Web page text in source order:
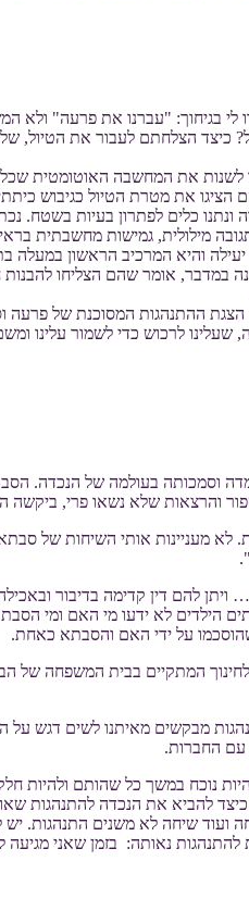
בגיחוך: "עברנו את פרעה" ולא
כיצד הצלחתם לעבור את
לשנות את המחשבה האוטומטית
את מטרת הטיול כגיבוש
ונתנו כלים לפתרון בעיות
מילולית, גמישות מחשבתית
יעילה והיא המרכיב הראשון
הוראות מפורשות להתארגנות וליציאה. העובדה שהעם קם והתאחד
ההתנהגות המסוכנת של פרעה
שעלינו לרכוש כדי לשמור עלינו
בת פחות מ50. הסבתא ביקשה סיוע בהבהרת
שלא נשאו פרי, ביקשה
מעניינות אותי השיחות של
להם דין קדימה בדיבור
את הנכדים. לעיתים הילדים לא
על ידי האם והסבתא כאחת.
המתקיים בבית המשפחה של
מבקשים מאיתנו לשים דגש
עם החברות.
נוכח במשך כל שהותם ולהיות
את הנכדה להתנהגות
ועוד שיחה לא משנים
נאותה: בזמן שאני